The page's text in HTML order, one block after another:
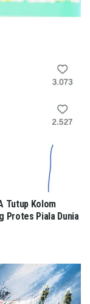
Tutup Kolom
Protes Piala Dunia